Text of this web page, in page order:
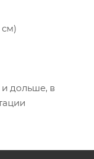
и дольше, в